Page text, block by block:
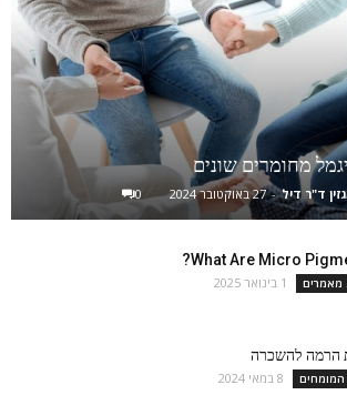
מחומרים שונים
ד"ר דיל - 27 באוקטובר 2024 0
What Are Micro
מאמרים 1 בינואר 2025
הרמה להשכרה
המומחים 8 במאי 2024